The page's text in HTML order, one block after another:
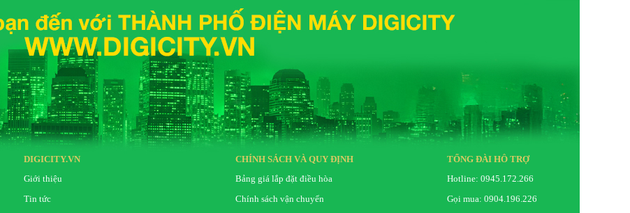
DIGICITY.VN
Giới thiệu
Tin tức
CHÍNH SÁCH VÀ QUY ĐỊNH
Bảng giá lắp đặt điều hòa
Chính sách vận chuyển
TỔNG ĐÀI HỖ TRỢ
Hotline: 0945.172.266
Gọi mua: 0904.196.226